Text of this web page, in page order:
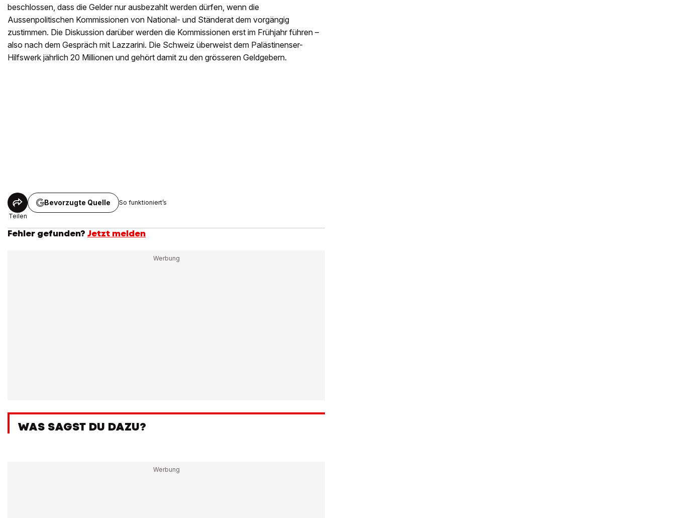
beschlossen, dass die Gelder nur ausbezahlt werden dürfen, wenn die
Aussenpolitischen Kommissionen von National- und Ständerat dem vorgängig
zustimmen. Die Diskussion darüber werden die Kommissionen erst im Frühjahr führen –
also nach dem Gespräch mit Lazzarini. Die Schweiz überweist dem Palästinenser-
Hilfswerk jährlich 20 Millionen und gehört damit zu den grösseren Geldgebern.
Teilen
Bevorzugte Quelle So funktioniert’s
Fehler gefunden? Jetzt melden
WAS SAGST DU DAZU?